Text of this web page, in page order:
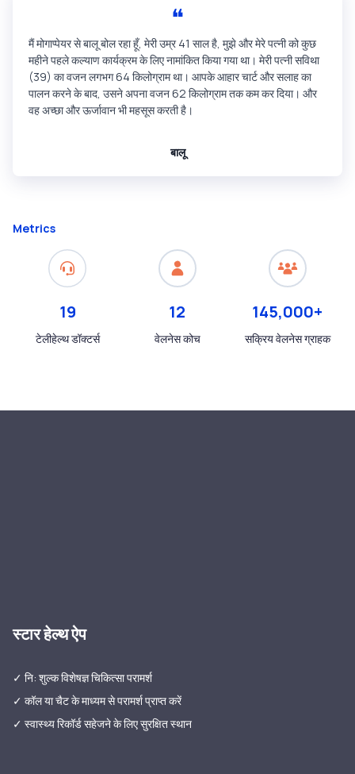
❝
मैं मोगाप्पेयर से बालू बोल रहा हूँ, मेरी उम्र 41 साल है, मुझे और मेरे पत्नी को कुछ
महीने पहले कल्याण कार्यक्रम के लिए नामांकित किया गया था। मेरी पत्नी सविथा
(39) का वजन लगभग 64 किलोग्राम था। आपके आहार चार्ट और सलाह का
पालन करने के बाद, उसने अपना वजन 62 किलोग्राम तक कम कर दिया। और
वह अच्छा और ऊर्जावान भी महसूस करती है।
बालू
Metrics
19
टेलीहेल्थ डॉक्टर्स
12
वेलनेस कोच
145,000+
सक्रिय वेलनेस ग्राहक
स्टार हेल्थ ऐप
✓ नि: शुल्क विशेषज्ञ चिकित्सा परामर्श
✓ कॉल या चैट के माध्यम से परामर्श प्राप्त करें
✓ स्वास्थ्य रिकॉर्ड सहेजने के लिए सुरक्षित स्थान